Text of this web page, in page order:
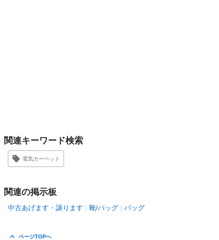
関連キーワード検索
電気カーペット
関連の掲示板
中古あげます・譲ります 靴/バッグ バッグ
ページTOPへ